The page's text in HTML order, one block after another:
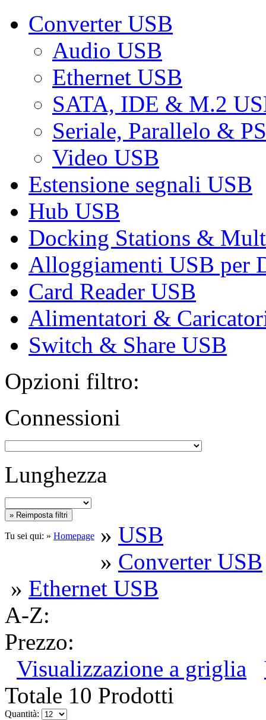
Converter USB
Audio USB
Ethernet USB
SATA, IDE & M.2
Seriale, Parallelo &
Video USB
Estensione segnali USB
Hub USB
Docking Stations &
Alloggiamenti USB per
Card Reader USB
Alimentatori &
Switch & Share USB
Opzioni filtro:
Connessioni
Lunghezza
Tu sei qui: » Homepage » USB
» Converter USB
» Ethernet USB
A-Z:
Prezzo:
Visualizzazione a griglia
Totale 10 Prodotti
Quantità: